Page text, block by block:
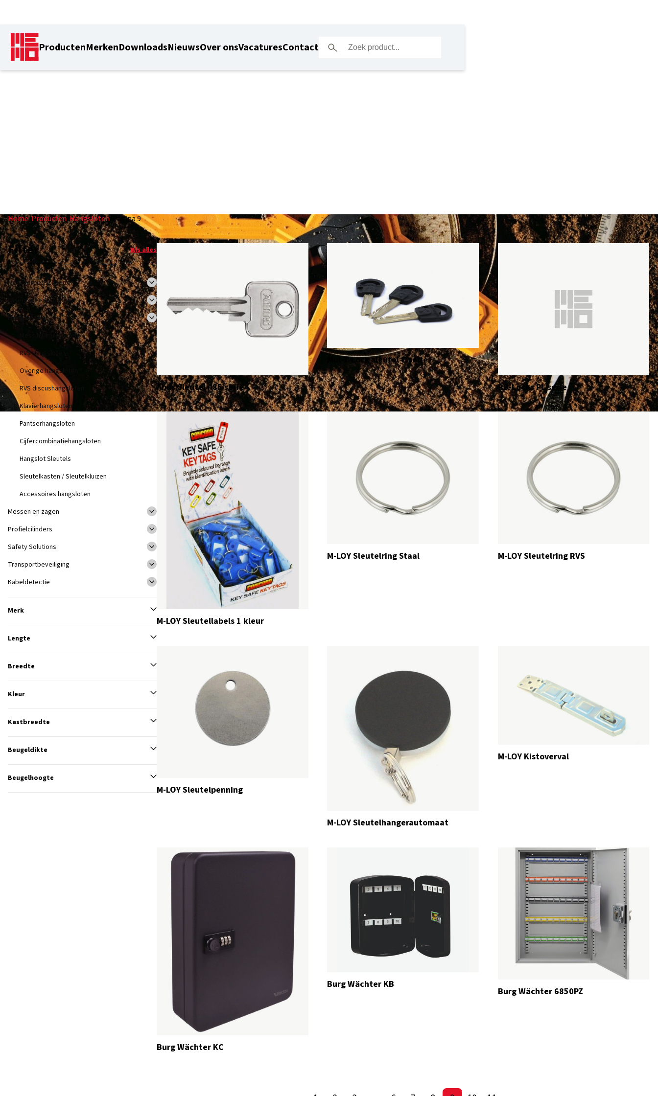
ProductenMerkenDownloadsNieuwsOver onsVacaturesContact
Home/Producten/Hangsloten Pagina 9
Filter Wis alles
Meetgereedschappen
Lasergereedschappen
Hangsloten
Messing hangsloten
RVS Hangsloten
Overige hangsloten
RVS discushangsloten
Klavierhangsloten
Pantserhangsloten
Cijfercombinatiehangsloten
Hangslot Sleutels
Sleutelkasten / Sleutelkluizen
Accessoires hangsloten
Messen en zagen
Profielcilinders
Safety Solutions
Transportbeveiliging
Kabeldetectie
Merk
Lengte
Breedte
Kleur
Kastbreedte
Beugeldikte
Beugelhoogte
Abus Sleutel A85 serie
Mul-T-Lock sleutel C serie
RB-Locks PL serie
M-LOY Sleutellabels 1 kleur
M-LOY Sleutelring Staal M-LOY Sleutelring RVS
M-LOY Sleutelpenning
M-LOY Sleutelhangerautomaat
M-LOY Kistoverval
Burg Wächter KC
Burg Wächter KB
Burg Wächter 6850PZ